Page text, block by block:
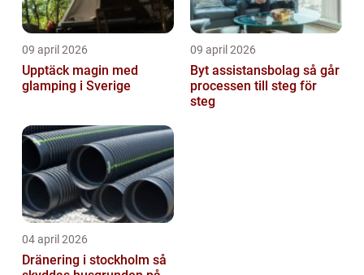
09 april 2026
Upptäck magin med
glamping i Sverige
09 april 2026
Byt assistansbolag så går
processen till steg för
steg
04 april 2026
Dränering i stockholm så